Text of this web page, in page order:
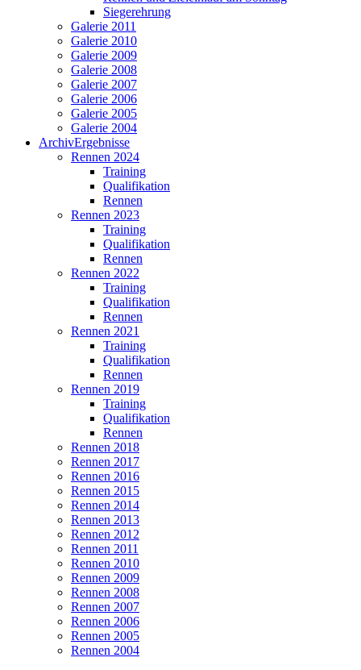
Siegerehrung
Galerie 2011
Galerie 2010
Galerie 2009
Galerie 2008
Galerie 2007
Galerie 2006
Galerie 2005
Galerie 2004
ArchivErgebnisse
Rennen 2024
Training
Qualifikation
Rennen
Rennen 2023
Training
Qualifikation
Rennen
Rennen 2022
Training
Qualifikation
Rennen
Rennen 2021
Training
Qualifikation
Rennen
Rennen 2019
Training
Qualifikation
Rennen
Rennen 2018
Rennen 2017
Rennen 2016
Rennen 2015
Rennen 2014
Rennen 2013
Rennen 2012
Rennen 2011
Rennen 2010
Rennen 2009
Rennen 2008
Rennen 2007
Rennen 2006
Rennen 2005
Rennen 2004